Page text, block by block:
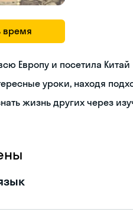
время
Европу и посетила Китай
уроки, находя
жизнь других через